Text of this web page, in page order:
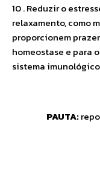
10 . Reduzir o
relaxamento, como
proporcionem
homeostase e para
sistema
PAUTA: